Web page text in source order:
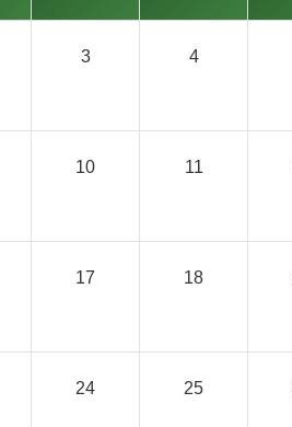
3 4
10 11
17 18
24 25